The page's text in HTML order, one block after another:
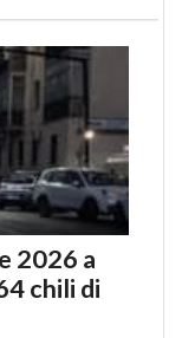
2026 a
chili di